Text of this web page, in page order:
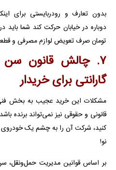
بدون تعارف و رودربایستی برای
تومان صرف تعویض لوازم مصرفی و
۷. چالش قانون سن
گارانتی برای خریدار
مشکلات این خرید عجیب به بخش
قانونی و حقوقی نیز نمی‌تواند برنده
کنید، شرکت آن را به چشم یک
نو!
بر اساس قوانین مدیریت حمل‌و‌نقل،